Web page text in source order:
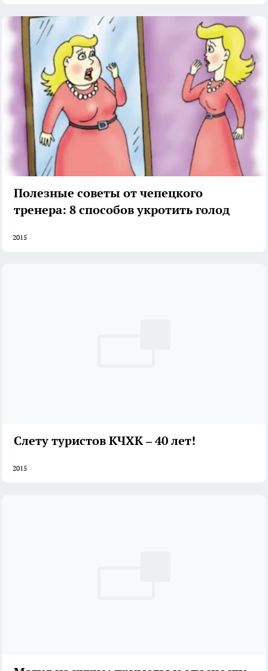
Полезные советы от чепецкого
тренера: 8 способов укротить голод
2015
Слету туристов КЧХК – 40 лет!
2015